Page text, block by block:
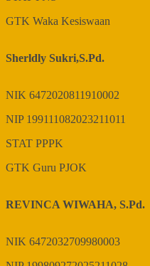
GTK Waka Kesiswaan
Sherldly Sukri,S.Pd.
NIK 6472020811910002
NIP 199111082023211011
STAT PPPK
GTK Guru PJOK
REVINCA WIWAHA, S.Pd.
NIK 6472032709980003